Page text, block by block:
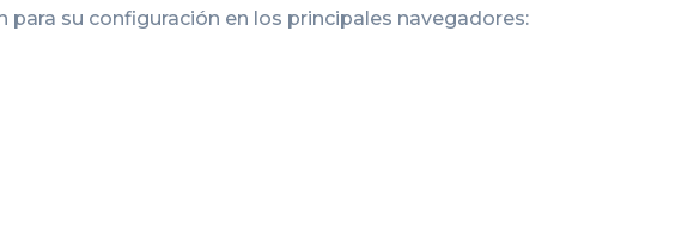
su configuración en los principales navegadores: